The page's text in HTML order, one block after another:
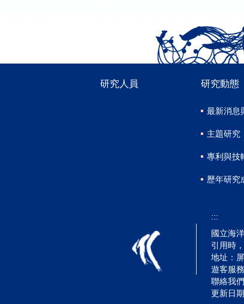
研究人員 研究動態
最新消息
主題研究
專利與技
歷年研究
:::
國立海
引用時
地址：
遊客服
聯絡我們
更新日期